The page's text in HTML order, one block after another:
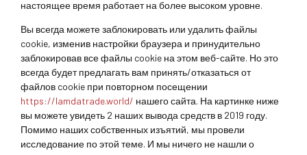
настоящее время работает на более высоком уровне.
Вы всегда можете заблокировать или удалить файлы
cookie, изменив настройки браузера и принудительно
заблокировав все файлы cookie на этом веб-сайте. Но это
всегда будет предлагать вам принять/отказаться от
файлов cookie при повторном посещении
https://lamdatrade.world/ нашего сайта. На картинке ниже
вы можете увидеть 2 наших вывода средств в 2019 году.
Помимо наших собственных изъятий, мы провели
исследование по этой теме. И мы ничего не нашли о